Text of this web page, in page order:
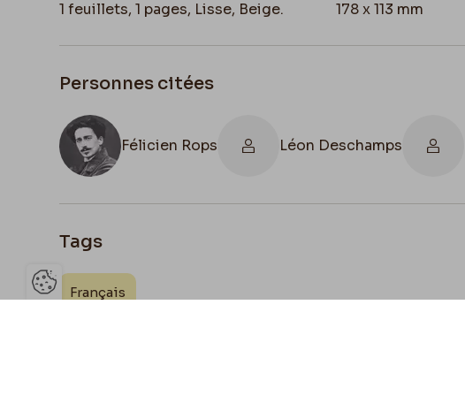
1 feuillets, 1 pages, Lisse, Beige. 178 x 113 mm
Personnes citées
Félicien Rops Léon Deschamps
Tags
Français
Ouvrir la barre de gestion des cookies